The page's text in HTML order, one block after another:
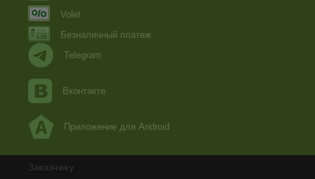
Volet
Безналичный платеж
Telegram
Вконтакте
Приложение для Android
Заказчику